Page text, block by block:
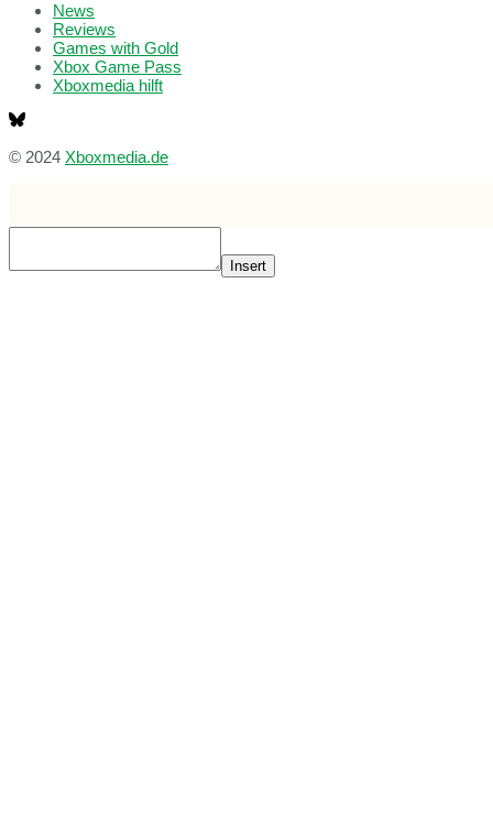
News
Reviews
Games with Gold
Xbox Game Pass
Xboxmedia hilft
© 2024 Xboxmedia.de
Insert